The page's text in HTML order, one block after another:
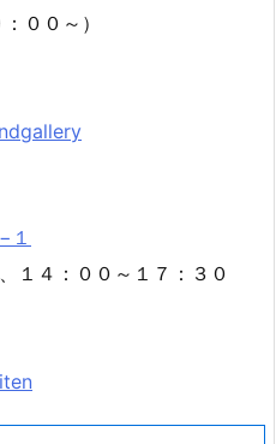
００～）
１
１４：００～１７：３０